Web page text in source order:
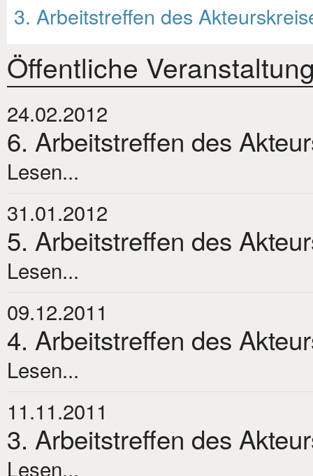
3. Arbeitstreffen des
Öffentliche
24.02.2012
6. Arbeitstreffen des
Lesen...
31.01.2012
5. Arbeitstreffen des
Lesen...
09.12.2011
4. Arbeitstreffen des
Lesen...
11.11.2011
3. Arbeitstreffen des
Lesen...